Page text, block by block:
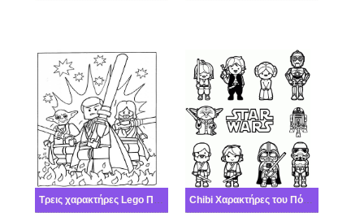
Τρεις χαρακτήρες Lego Πόλεμος των άστρων με φλόγες Chibi Χαρακτήρες του Πόλεμος των άστρων